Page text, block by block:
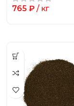
765 ₽ / кг